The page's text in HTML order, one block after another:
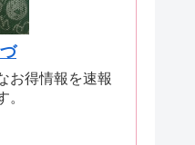
お得情報を速報